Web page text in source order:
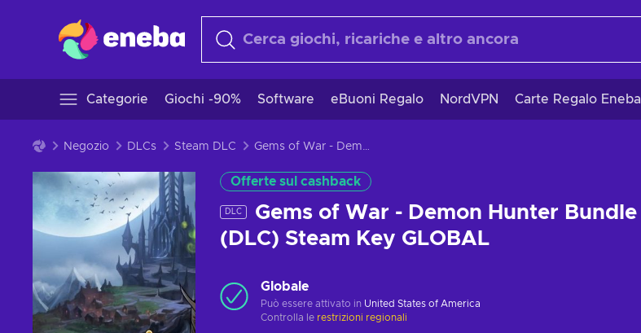
Categorie Giochi -90% Software eBuoni Regalo NordVPN Carte Regalo Eneba
Negozio DLCs Steam DLC Gems of War - Demon Hunter Bundle (DLC) Steam Key GLOBAL
Offerte sul cashback
DLC
Gems of War - Demon Hunter Bundle
(DLC) Steam Key GLOBAL
Globale
Può essere attivato in United States of America
Controlla le restrizioni regionali